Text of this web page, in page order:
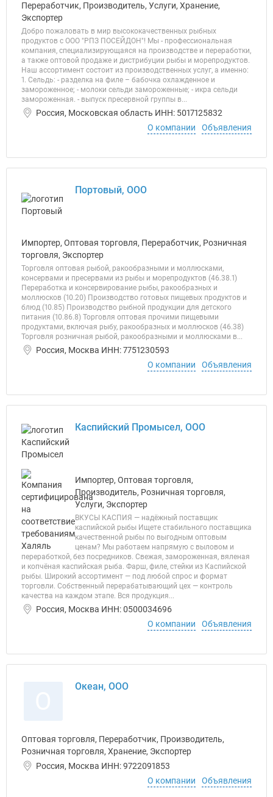
Переработчик, Производитель, Услуги, Хранение,
Экспортер
Добро пожаловать в мир высококачественных рыбных
продуктов с ООО "РПЗ ПОСЕЙДОН"! Мы - профессиональная
компания, специализирующаяся на производстве и переработки,
а также оптовой продаже и дистрибуции рыбы и морепродуктов.
Наш ассортимент состоит из производственных услуг, а именно:
1. Сельдь: - разделка на филе – бабочка охлажденное и
замороженное; - молоки сельди замороженные; - икра сельди
замороженная. - выпуск пресервной группы в...
Россия, Московская область ИНН: 5017125832
О компании
Объявления
Портовый, ООО
Импортер, Оптовая торговля, Переработчик, Розничная
торговля, Экспортер
Торговля оптовая рыбой, ракообразными и моллюсками,
консервами и пресервами из рыбы и морепродуктов (46.38.1)
Переработка и консервирование рыбы, ракообразных и
моллюсков (10.20) Производство готовых пищевых продуктов и
блюд (10.85) Производство рыбной продукции для детского
питания (10.86.8) Торговля оптовая прочими пищевыми
продуктами, включая рыбу, ракообразных и моллюсков (46.38)
Торговля розничная рыбой, ракообразными и моллюсками в...
Россия, Москва ИНН: 7751230593
О компании
Объявления
Каспийский Промысел, ООО
Импортер, Оптовая торговля,
Производитель, Розничная торговля,
Услуги, Экспортер
ВКУСЫ КАСПИЯ — надёжный поставщик
каспийской рыбы Ищете стабильного поставщика
качественной рыбы по выгодным оптовым
ценам? Мы работаем напрямую с выловом и
переработкой, без посредников. Свежая, замороженная, вяленая
и копчёная каспийская рыба. Фарш, филе, стейки из Каспийской
рыбы. Широкий ассортимент — под любой спрос и формат
торговли. Собственный перерабатывающий цех — контроль
качества на каждом этапе. Вся продукция...
Россия, Москва ИНН: 0500034696
О компании
Объявления
Океан, ООО
Оптовая торговля, Переработчик, Производитель,
Розничная торговля, Хранение, Экспортер
Россия, Москва ИНН: 9722091853
О компании
Объявления